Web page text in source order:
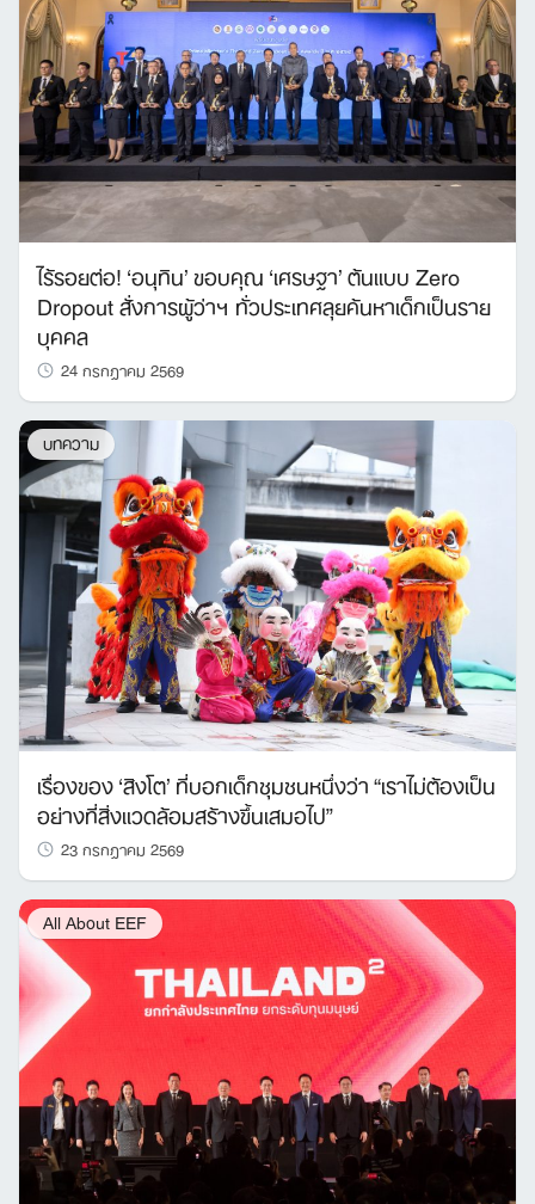
ไร้รอยต่อ! ‘อนุทิน’ ขอบคุณ ‘เศรษฐา’ ต้นแบบ Zero
Dropout สั่งการผู้ว่าฯ ทั่วประเทศลุยค้นหาเด็กเป็นราย
บุคคล
24 กรกฎาคม 2569
บทความ
เรื่องของ ‘สิงโต’ ที่บอกเด็กชุมชนหนึ่งว่า “เราไม่ต้องเป็น
อย่างที่สิ่งแวดล้อมสร้างขึ้นเสมอไป”
23 กรกฎาคม 2569
All About EEF